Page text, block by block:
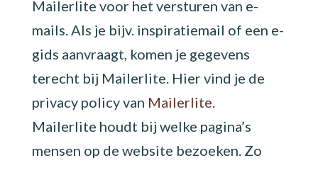
Mailerlite voor het versturen van e-
mails. Als je bijv. inspiratiemail of een e-
gids aanvraagt, komen je gegevens
terecht bij Mailerlite. Hier vind je de
privacy policy van Mailerlite.
Mailerlite houdt bij welke pagina’s
mensen op de website bezoeken. Zo